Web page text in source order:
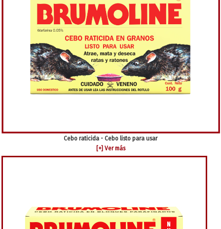
Cebo raticida - Cebo listo para usar
[+] Ver más